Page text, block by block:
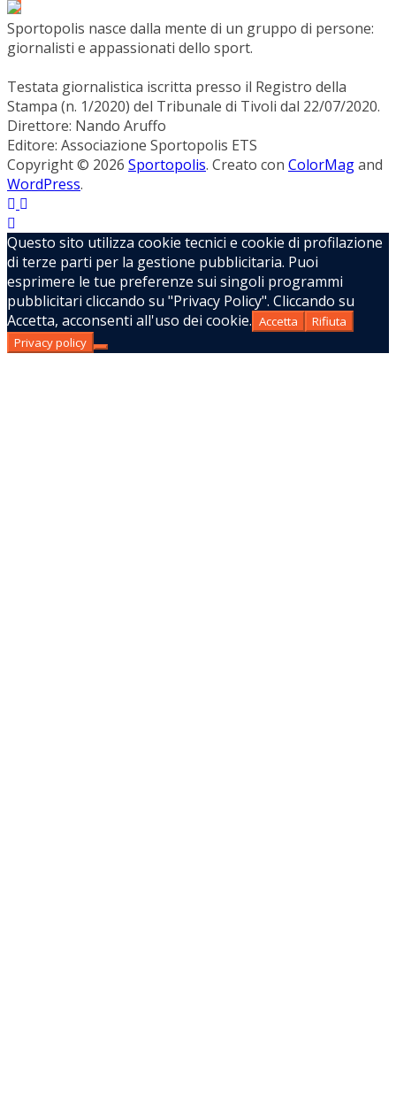
Sportopolis nasce dalla mente di un gruppo di persone:
giornalisti e appassionati dello sport.
Testata giornalistica iscritta presso il Registro della
Stampa (n. 1/2020) del Tribunale di Tivoli dal 22/07/2020.
Direttore: Nando Aruffo
Editore: Associazione Sportopolis ETS
Copyright © 2026 Sportopolis. Creato con ColorMagand
WordPress.
Questo sito utilizza cookie tecnici e cookie di profilazione
di terze parti per la gestione pubblicitaria. Puoi
esprimere le tue preferenze sui singoli programmi
pubblicitari cliccando su "Privacy Policy". Cliccando su
Accetta, acconsenti all'uso dei cookie. Accetta
Rifiuta
Privacy policy